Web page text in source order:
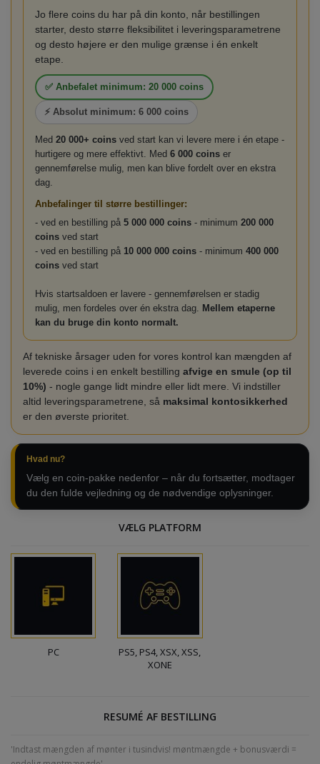
Jo flere coins du har på din konto, når bestillingen
starter, desto større fleksibilitet i leveringsparametrene
og desto højere er den mulige grænse i én enkelt
etape.
✅ Anbefalet minimum: 20 000 coins
⚡ Absolut minimum: 6 000 coins
Med 20 000+ coins ved start kan vi levere mere i én etape -
hurtigere og mere effektivt. Med 6 000 coins er
gennemførelse mulig, men kan blive fordelt over en ekstra
dag.
Anbefalinger til større bestillinger:
- ved en bestilling på 5 000 000 coins - minimum 200 000
coins ved start
- ved en bestilling på 10 000 000 coins - minimum 400 000
coins ved start
Hvis startsaldoen er lavere - gennemførelsen er stadig
mulig, men fordeles over én ekstra dag. Mellem etaperne
kan du bruge din konto normalt.
Af tekniske årsager uden for vores kontrol kan mængden af
leverede coins i en enkelt bestilling afvige en smule (op til
10%) - nogle gange lidt mindre eller lidt mere. Vi indstiller
altid leveringsparametrene, så maksimal kontosikkerhed
er den øverste prioritet.
Hvad nu?
Vælg en coin-pakke nedenfor – når du fortsætter, modtager
du den fulde vejledning og de nødvendige oplysninger.
VÆLG PLATFORM
PC
PS5, PS4, XSX, XSS,
XONE
RESUMÉ AF BESTILLING
'Indtast mængden af mønter i tusindvis! møntmængde + bonusværdi =